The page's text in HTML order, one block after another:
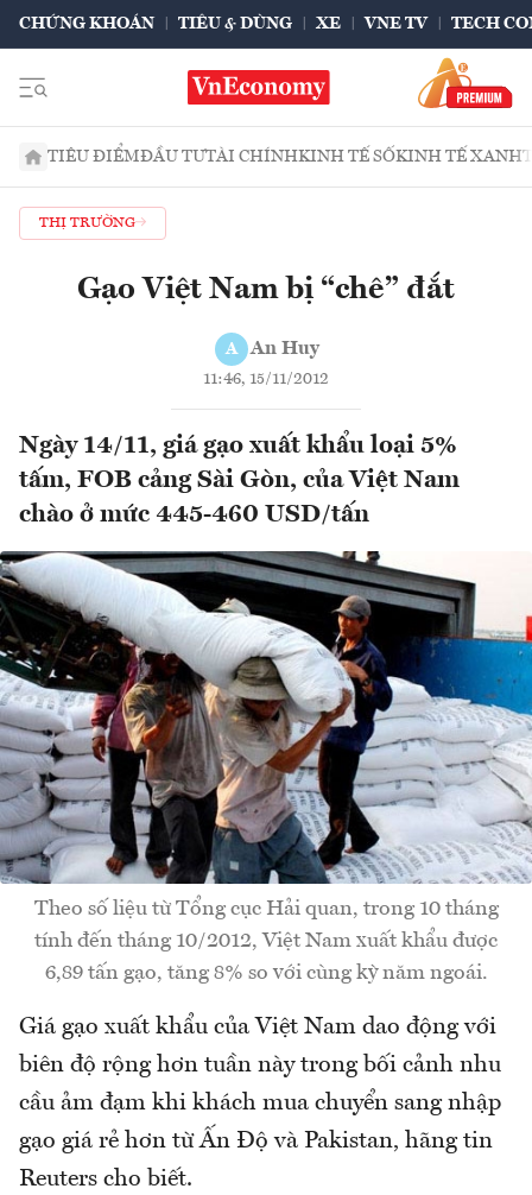
CHỨNG KHOÁN TIÊU & DÙNG XE VNE TV TECH
TIÊU ĐIỂMĐẦU TƯTÀI CHÍNHKINH TẾ SỐKINH TẾ XANH
THỊ TRƯỜNG
Gạo Việt Nam bị “chê” đắt
A An Huy
11:46, 15/11/2012
Ngày 14/11, giá gạo xuất khẩu loại 5%
tấm, FOB cảng Sài Gòn, của Việt Nam
chào ở mức 445-460 USD/tấn
Theo số liệu từ Tổng cục Hải quan, trong 10 tháng
tính đến tháng 10/2012, Việt Nam xuất khẩu được
6,89 tấn gạo, tăng 8% so với cùng kỳ năm ngoái.
Giá gạo xuất khẩu của Việt Nam dao động với
biên độ rộng hơn tuần này trong bối cảnh nhu
cầu ảm đạm khi khách mua chuyển sang nhập
gạo giá rẻ hơn từ Ấn Độ và Pakistan, hãng tin
Reuters cho biết.